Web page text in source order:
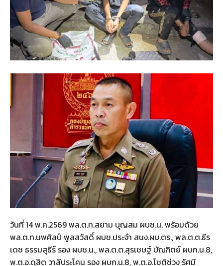
วันที่ 14 พ.ค.2569 พล.ต.ท.สยาม บุญสม ผบช.น. พร้อมด้วย
พล.ต.ท.นพศิลป์ พูลสวัสดิ์ ผบช.ประจำ สนง.ผบ.ตร., พล.ต.ต.ธีร
เดช ธรรมสุธีร์ รอง ผบช.น., พล.ต.ต.สุรเชษฐ์ บัณฑิตย์ ผบก.น.8,
พ.ต.อ.ดุสิต วาลีประโคน รอง ผบก.น.8, พ.ต.อ.โชติช่วง รัศมี